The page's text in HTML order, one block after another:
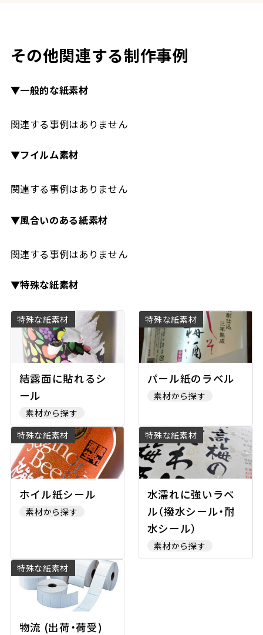
その他関連する制作事例
▼一般的な紙素材
関連する事例はありません
▼フイルム素材
関連する事例はありません
▼風合いのある紙素材
関連する事例はありません
▼特殊な紙素材
特殊な紙素材
結露面に貼れるシ
ール
素材から探す
特殊な紙素材
パール紙のラベル
素材から探す
特殊な紙素材
ホイル紙シール
素材から探す
特殊な紙素材
水濡れに強いラベ
ル（撥水シール・耐
水シール）
素材から探す
特殊な紙素材
物流 (出荷・荷受)